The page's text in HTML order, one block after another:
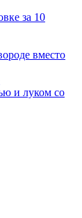
за 10
вместо
и луком со